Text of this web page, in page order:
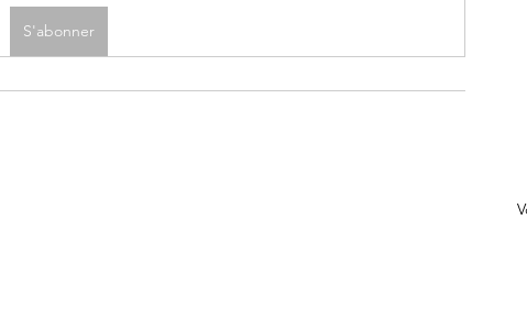
S'abonner